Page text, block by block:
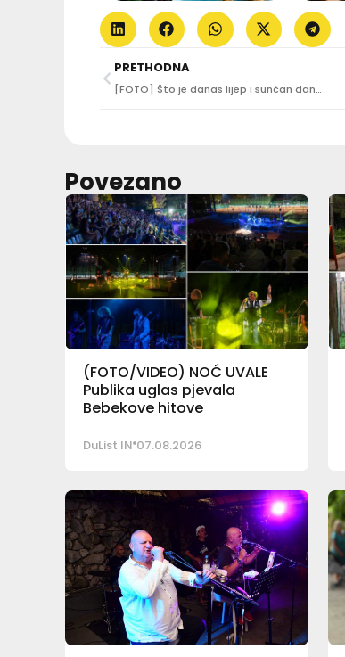
PRETHODNA
[FOTO] Što je danas lijep i sunčan dan…
Povezano
(FOTO/VIDEO) NOĆ UVALE
Publika uglas pjevala
Bebekove hitove
DuList IN 07.08.2026